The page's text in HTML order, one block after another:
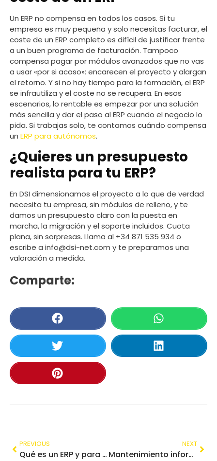
Un ERP no compensa en todos los casos. Si tu
empresa es muy pequeña y solo necesitas facturar, el
coste de un ERP completo es difícil de justificar frente
a un buen programa de facturación. Tampoco
compensa pagar por módulos avanzados que no vas
a usar «por si acaso»: encarecen el proyecto y alargan
el retorno. Y si no hay tiempo para la formación, el ERP
se infrautiliza y el coste no se recupera. En esos
escenarios, lo rentable es empezar por una solución
más sencilla y dar el paso al ERP cuando el negocio lo
pida. Si trabajas solo, te contamos cuándo compensa
un ERP para autónomos.
¿Quieres un presupuesto
realista para tu ERP?
En DSI dimensionamos el proyecto a lo que de verdad
necesita tu empresa, sin módulos de relleno, y te
damos un presupuesto claro con la puesta en
marcha, la migración y el soporte incluidos. Cuota
plana, sin sorpresas. Llama al +34 871 535 934 o
escribe a info@dsi-net.com y te preparamos una
valoración a medida.
Comparte:
PREVIOUS
Qué es un ERP y para qué sirve en una empresa
NEXT
Mantenimiento informático para empresas: qué incluye y precios